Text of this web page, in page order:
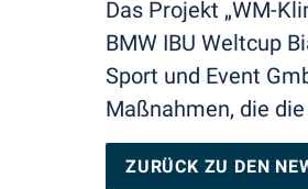
Das Projekt „WM-
BMW IBU Weltcup
Sport und Event
Maßnahmen, die
ZURÜCK ZU DEN